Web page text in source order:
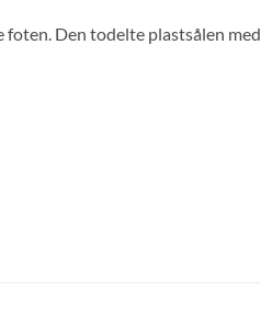
foten. Den todelte plastsålen med